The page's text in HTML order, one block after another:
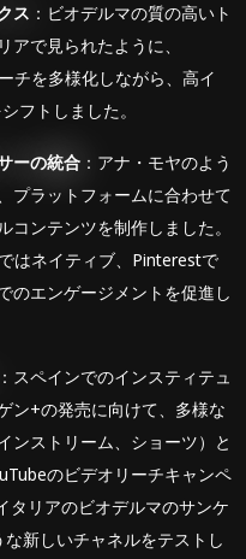
ス ：ビオデルマの質の高いト
で見られたように、
チを多様化しながら、高イ
フトしました。
ーの統合 ：アナ・モヤのよう
プラットフォームに合わせて
ンテンツを制作しました。
はネイティブ、Pinterestで
のエンゲージメントを促進し
：スペインでのインスティテュ
ン+の発売に向けて、多様な
ンストリーム、ショーツ）と
のビデオリーチキャンペ
タリアのビオデルマのサンケ
新しいチャネルをテストし